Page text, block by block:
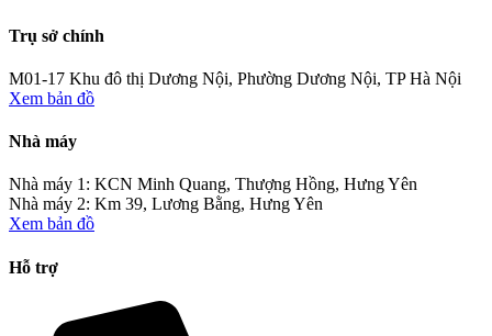
Trụ sở chính
M01-17 Khu đô thị Dương Nội, Phường Dương Nội, TP Hà Nội
Xem bản đồ
Nhà máy
Nhà máy 1: KCN Minh Quang, Thượng Hồng, Hưng Yên
Nhà máy 2: Km 39, Lương Bằng, Hưng Yên
Xem bản đồ
Hỗ trợ